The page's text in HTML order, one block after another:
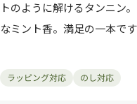
トのように解けるタンニン
なミント香。満足の一本です